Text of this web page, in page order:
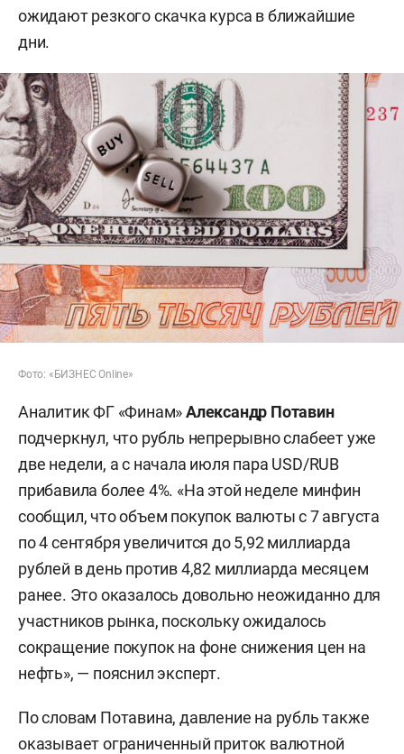
ожидают резкого скачка курса в ближайшие
дни.
Фото: «БИЗНЕС Online»
Аналитик ФГ «Финам»Александр Потавин
подчеркнул, что рубль непрерывно слабеет уже
две недели, а с начала июля пара USD/RUB
прибавила более 4%. «На этой неделе минфин
сообщил, что объем покупок валюты с 7 августа
по 4 сентября увеличится до 5,92 миллиарда
рублей в день против 4,82 миллиарда месяцем
ранее. Это оказалось довольно неожиданно для
участников рынка, поскольку ожидалось
сокращение покупок на фоне снижения цен на
нефть», — пояснил эксперт.
По словам Потавина, давление на рубль также
оказывает ограниченный приток валютной